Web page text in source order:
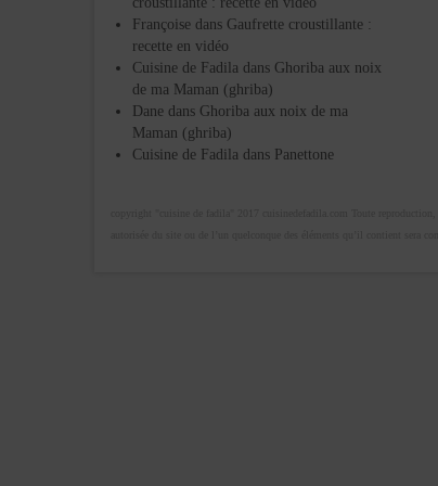
Françoise dans Gaufrette croustillante :
recette en vidéo
Cuisine de Fadila dans Ghoriba aux noix
de ma Maman (ghriba)
Dane dans Ghoriba aux noix de ma
Maman (ghriba)
Cuisine de Fadila dans Panettone